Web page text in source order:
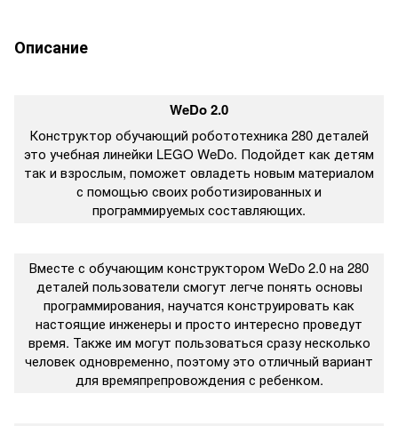
Описание
WeDo 2.0
Конструктор обучающий робототехника 280 деталей
это учебная линейки LEGO WeDo. Подойдет как детям
так и взрослым, поможет овладеть новым материалом
с помощью своих роботизированных и
программируемых составляющих.
Вместе с обучающим конструктором WeDo 2.0 на 280
деталей пользователи смогут легче понять основы
программирования, научатся конструировать как
настоящие инженеры и просто интересно проведут
время. Также им могут пользоваться сразу несколько
человек одновременно, поэтому это отличный вариант
для времяпрепровождения с ребенком.